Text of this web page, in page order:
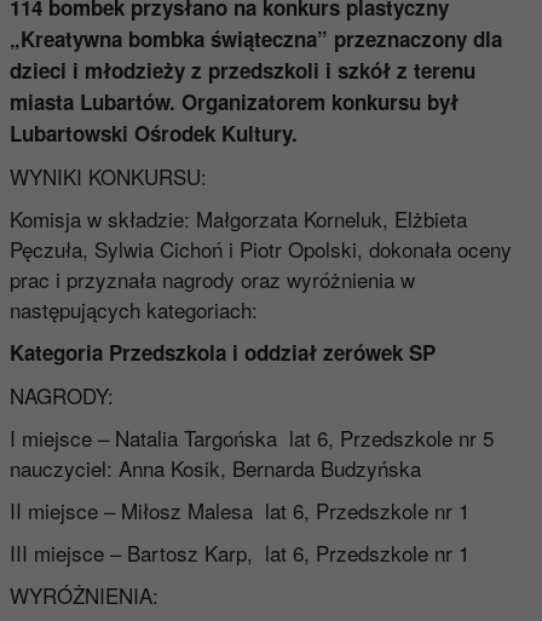
114 bombek przysłano na konkurs plastyczny
„Kreatywna bombka świąteczna” przeznaczony dla
dzieci i młodzieży z przedszkoli i szkół z terenu
miasta Lubartów. Organizatorem konkursu był
Lubartowski Ośrodek Kultury.
WYNIKI KONKURSU:
Komisja w składzie: Małgorzata Korneluk, Elżbieta
Pęczuła, Sylwia Cichoń i Piotr Opolski, dokonała oceny
prac i przyznała nagrody oraz wyróżnienia w
następujących kategoriach:
Kategoria Przedszkola i oddział zerówek SP
NAGRODY:
I miejsce – Natalia Targońska lat 6, Przedszkole nr 5
nauczyciel: Anna Kosik, Bernarda Budzyńska
II miejsce – Miłosz Malesa lat 6, Przedszkole nr 1
III miejsce – Bartosz Karp, lat 6, Przedszkole nr 1
WYRÓŻNIENIA: